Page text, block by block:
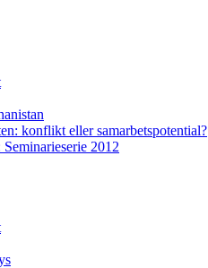
konflikt eller samarbetspotential?
2012